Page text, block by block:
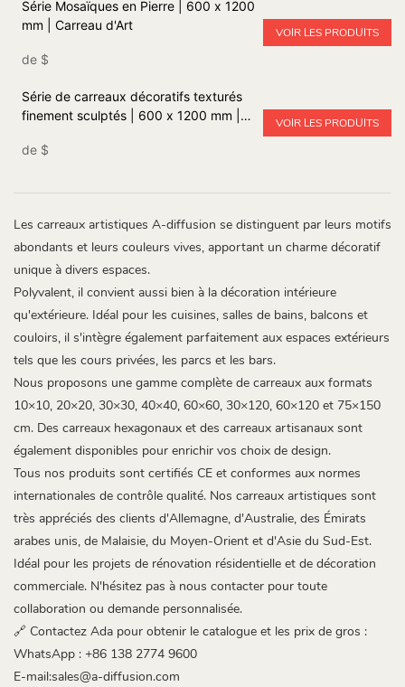
Série Mosaïques en Pierre | 600 x 1200
mm | Carreau d'Art
de $
VOIR LES PRODUITS
Série de carreaux décoratifs texturés
finement sculptés | 600 x 1200 mm |
de $
VOIR LES PRODUITS
Les carreaux artistiques A-diffusion se distinguent par leurs motifs
abondants et leurs couleurs vives, apportant un charme décoratif
unique à divers espaces.
Polyvalent, il convient aussi bien à la décoration intérieure
qu'extérieure. Idéal pour les cuisines, salles de bains, balcons et
couloirs, il s'intègre également parfaitement aux espaces extérieurs
tels que les cours privées, les parcs et les bars.
Nous proposons une gamme complète de carreaux aux formats
10×10, 20×20, 30×30, 40×40, 60×60, 30×120, 60×120 et 75×150
cm. Des carreaux hexagonaux et des carreaux artisanaux sont
également disponibles pour enrichir vos choix de design.
Tous nos produits sont certifiés CE et conformes aux normes
internationales de contrôle qualité. Nos carreaux artistiques sont
très appréciés des clients d'Allemagne, d'Australie, des Émirats
arabes unis, de Malaisie, du Moyen-Orient et d'Asie du Sud-Est.
Idéal pour les projets de rénovation résidentielle et de décoration
commerciale. N'hésitez pas à nous contacter pour toute
collaboration ou demande personnalisée.
🔗 Contactez Ada pour obtenir le catalogue et les prix de gros :
WhatsApp : +86 138 2774 9600
E-mail:sales@a-diffusion.com